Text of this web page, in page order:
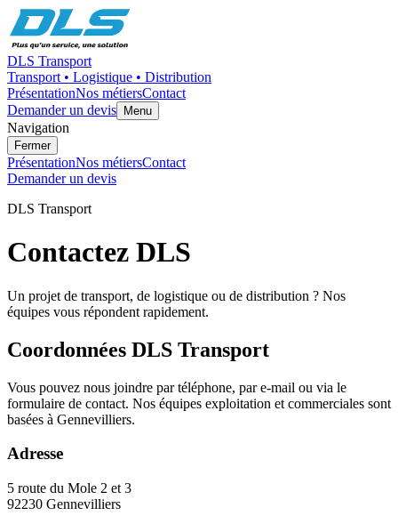
DLS Transport
Transport • Logistique • Distribution
PrésentationNos métiersContact
Demander un devis
Menu
Navigation
Fermer
PrésentationNos métiersContact
Demander un devis
DLS Transport
Contactez DLS
Un projet de transport, de logistique ou de distribution ? Nos
équipes vous répondent rapidement.
Coordonnées DLS Transport
Vous pouvez nous joindre par téléphone, par e-mail ou via le
formulaire de contact. Nos équipes exploitation et commerciales sont
basées à Gennevilliers.
Adresse
5 route du Mole 2 et 3
92230 Gennevilliers